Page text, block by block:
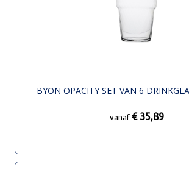
BYON OPACITY SET VAN 6
vanaf € 35,89